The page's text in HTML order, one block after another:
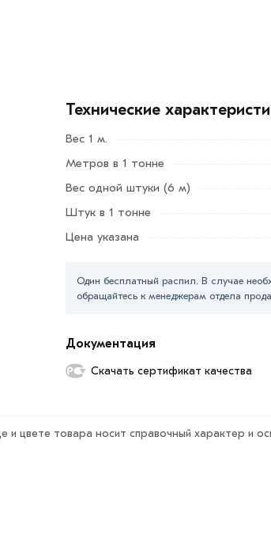
Технические
Вес 1 м.
Метров в 1 тонне
Вес одной штуки (6 м)
Штук в 1 тонне
Цена указана
Один бесплатный распил. В случае
обращайтесь к менеджерам отдела
Документация
Скачать сертификат качества
цвете товара носит справочный характер и